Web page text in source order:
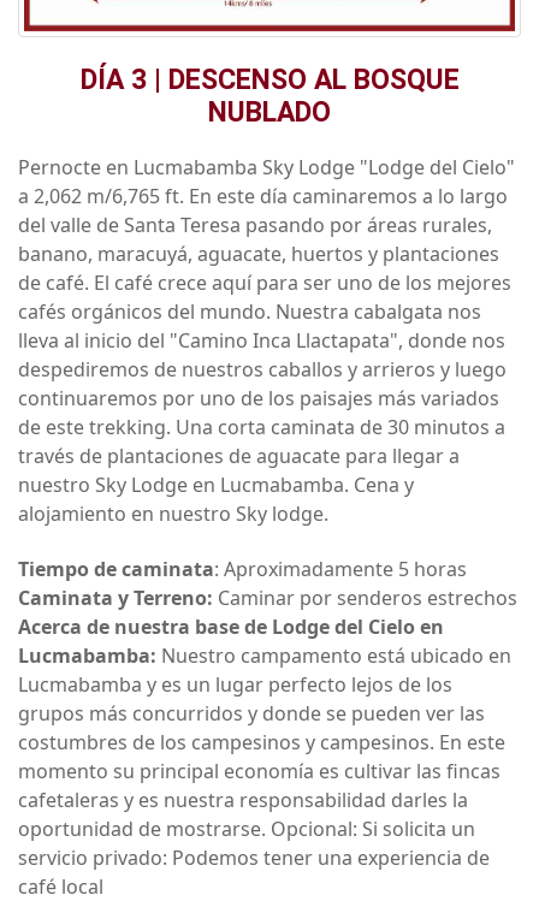
DÍA 3 | DESCENSO AL BOSQUE
NUBLADO
Pernocte en Lucmabamba Sky Lodge "Lodge del Cielo"
a 2,062 m/6,765 ft. En este día caminaremos a lo largo
del valle de Santa Teresa pasando por áreas rurales,
banano, maracuyá, aguacate, huertos y plantaciones
de café. El café crece aquí para ser uno de los mejores
cafés orgánicos del mundo. Nuestra cabalgata nos
lleva al inicio del "Camino Inca Llactapata", donde nos
despediremos de nuestros caballos y arrieros y luego
continuaremos por uno de los paisajes más variados
de este trekking. Una corta caminata de 30 minutos a
través de plantaciones de aguacate para llegar a
nuestro Sky Lodge en Lucmabamba. Cena y
alojamiento en nuestro Sky lodge.
Tiempo de caminata: Aproximadamente 5 horas
Caminata y Terreno: Caminar por senderos estrechos
Acerca de nuestra base de Lodge del Cielo en
Lucmabamba: Nuestro campamento está ubicado en
Lucmabamba y es un lugar perfecto lejos de los
grupos más concurridos y donde se pueden ver las
costumbres de los campesinos y campesinos. En este
momento su principal economía es cultivar las fincas
cafetaleras y es nuestra responsabilidad darles la
oportunidad de mostrarse. Opcional: Si solicita un
servicio privado: Podemos tener una experiencia de
café local